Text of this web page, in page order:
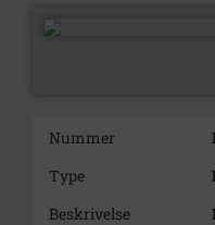
Nummer
Type
Beskrivelse